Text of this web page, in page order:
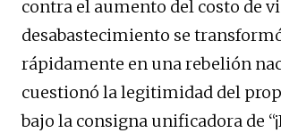
contra el aumento del costo de
desabastecimiento se
rápidamente en una rebelión
cuestionó la legitimidad del
bajo la consigna unificadora de